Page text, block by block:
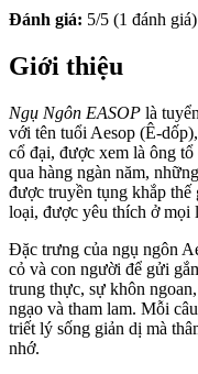
Đánh giá: 5/5 (1 đánh giá)
Giới thiệu
Ngụ Ngôn EASOP là
với tên tuổi Aesop (Ê-
cổ đại, được xem là ông
qua hàng ngàn năm,
được truyền tụng khắp thế
loại, được yêu thích ở mọi
Đặc trưng của ngụ ngôn
cỏ và con người để gửi
trung thực, sự khôn
ngạo và tham lam. Mỗi
triết lý sống giản dị mà
nhớ.